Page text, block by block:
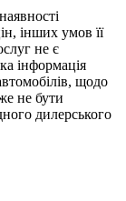
інших умов її
не є
інформація
щодо
не бути
дилерського